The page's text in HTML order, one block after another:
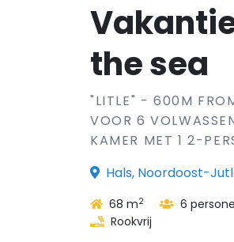
the sea
"LITLE" - 600M
VOOR 6
KAMER MET 1 2-
Hals, Noordoost-
68 m2 6
Rookvrij